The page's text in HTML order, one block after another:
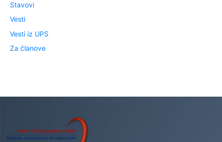
Stavovi
Vesti
Vesti iz UPS
Za članove